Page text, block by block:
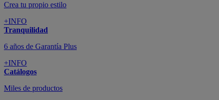
Crea tu propio estilo
+INFO
Tranquilidad
6 años de Garantía Plus
+INFO
Catálogos
Miles de productos